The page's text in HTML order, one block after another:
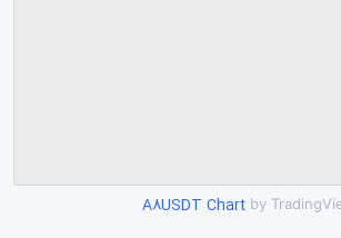
A8USDT Chartby